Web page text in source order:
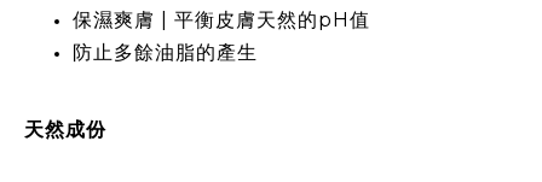
保濕爽膚 | 平衡皮膚天然的pH值​
防止多餘油脂的產生​
天然成份​